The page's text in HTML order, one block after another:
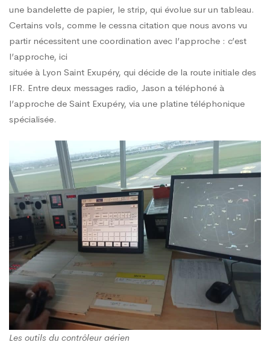
une bandelette de papier, le strip, qui évolue sur un tableau.
Certains vols, comme le cessna citation que nous avons vu
partir nécessitent une coordination avec l’approche : c’est
l’approche, ici
située à Lyon Saint Exupéry, qui décide de la route initiale des
IFR. Entre deux messages radio, Jason a téléphoné à
l’approche de Saint Exupéry, via une platine téléphonique
spécialisée.
Les outils du contrôleur aérien